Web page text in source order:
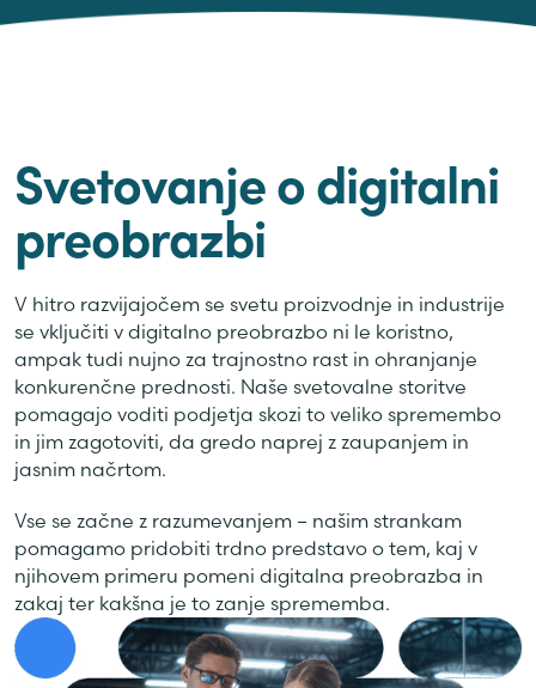
Svetovanje o digitalni
preobrazbi
V hitro razvijajočem se svetu proizvodnje in industrije
se vključiti v digitalno preobrazbo ni le koristno,
ampak tudi nujno za trajnostno rast in ohranjanje
konkurenčne prednosti. Naše svetovalne storitve
pomagajo voditi podjetja skozi to veliko spremembo
in jim zagotoviti, da gredo naprej z zaupanjem in
jasnim načrtom.
Vse se začne z razumevanjem – našim strankam
pomagamo pridobiti trdno predstavo o tem, kaj v
njihovem primeru pomeni digitalna preobrazba in
zakaj ter kakšna je to zanje sprememba.